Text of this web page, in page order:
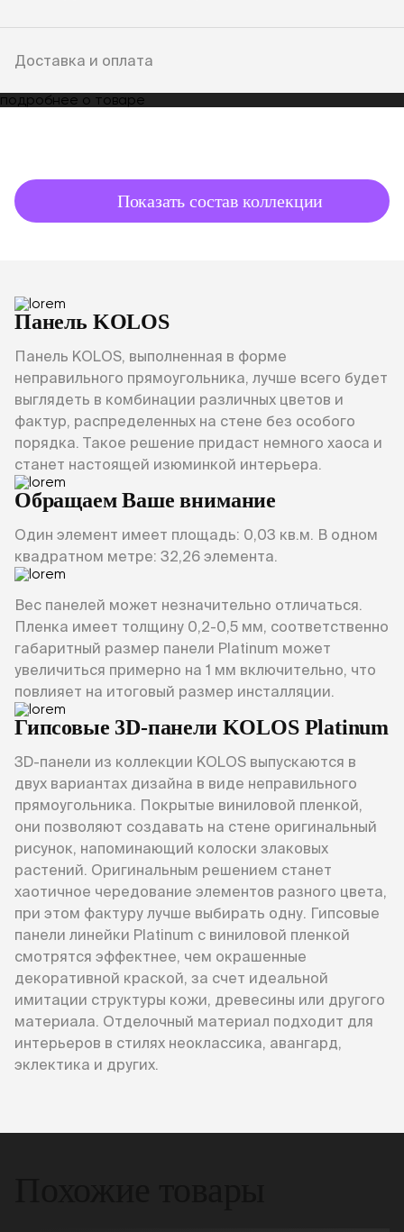
Доставка и оплата
подробнее о товаре
Показать состав коллекции
Панель KOLOS
Панель KOLOS, выполненная в форме
неправильного прямоугольника, лучше всего будет
выглядеть в комбинации различных цветов и
фактур, распределенных на стене без особого
порядка. Такое решение придаст немного хаоса и
станет настоящей изюминкой интерьера.
Обращаем Ваше внимание
Один элемент имеет площадь: 0,03 кв.м. В одном
квадратном метре: 32,26 элемента.
Вес панелей может незначительно отличаться.
Пленка имеет толщину 0,2-0,5 мм, соответственно
габаритный размер панели Platinum может
увеличиться примерно на 1 мм включительно, что
повлияет на итоговый размер инсталляции.
Гипсовые 3D-панели KOLOS Platinum
3D-панели из коллекции KOLOS выпускаются в
двух вариантах дизайна в виде неправильного
прямоугольника. Покрытые виниловой пленкой,
они позволяют создавать на стене оригинальный
рисунок, напоминающий колоски злаковых
растений. Оригинальным решением станет
хаотичное чередование элементов разного цвета,
при этом фактуру лучше выбирать одну. Гипсовые
панели линейки Platinum с виниловой пленкой
смотрятся эффектнее, чем окрашенные
декоративной краской, за счет идеальной
имитации структуры кожи, древесины или другого
материала. Отделочный материал подходит для
интерьеров в стилях неоклассика, авангард,
эклектика и других.